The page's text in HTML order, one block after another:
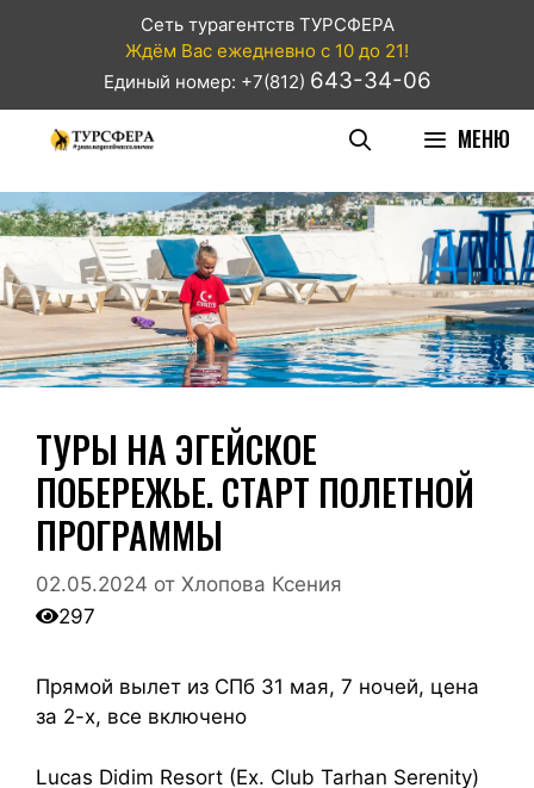
Сеть турагентств ТУРСФЕРА
Ждём Вас ежедневно с 10 до 21!
Единый номер: +7(812) 643-34-06
МЕНЮ
ТУРЫ НА ЭГЕЙСКОЕ
ПОБЕРЕЖЬЕ. СТАРТ ПОЛЕТНОЙ
ПРОГРАММЫ
02.05.2024 от Хлопова Ксения
297
Прямой вылет из СПб 31 мая, 7 ночей, цена
за 2-х, все включено
Lucas Didim Resort (Ex. Club Tarhan Serenity)